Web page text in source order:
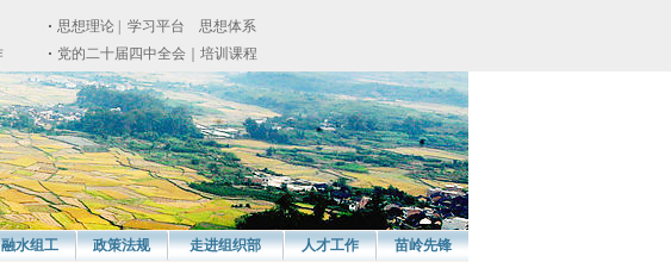
融水组工 政策法规 走进组织部 人才工作
苗岭先锋